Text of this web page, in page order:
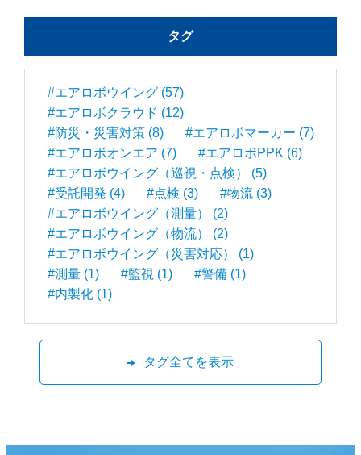
タグ
#エアロボウイング (57)
#エアロボクラウド (12)
#防災・災害対策 (8)
#エアロボマーカー (7)
#エアロボオンエア (7)
#エアロボPPK (6)
#エアロボウイング（巡視・点検） (5)
#受託開発 (4)
#点検 (3)
#物流 (3)
#エアロボウイング（測量） (2)
#エアロボウイング（物流） (2)
#エアロボウイング（災害対応） (1)
#測量 (1)
#監視 (1)
#警備 (1)
#内製化 (1)
タグ全てを表示